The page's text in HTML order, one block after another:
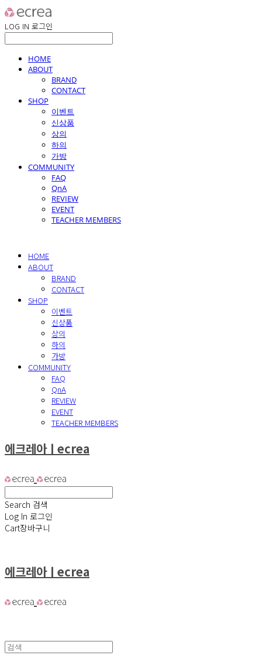
LOG IN 로그인
HOME
ABOUT
BRAND
CONTACT
SHOP
이벤트
신상품
상의
하의
가방
COMMUNITY
FAQ
QnA
REVIEW
EVENT
TEACHER MEMBERS
HOME
ABOUT
BRAND
CONTACT
SHOP
이벤트
신상품
상의
하의
가방
COMMUNITY
FAQ
QnA
REVIEW
EVENT
TEACHER MEMBERS
에크레아ㅣecrea
Search 검색
Log In 로그인
Cart장바구니
에크레아ㅣecrea